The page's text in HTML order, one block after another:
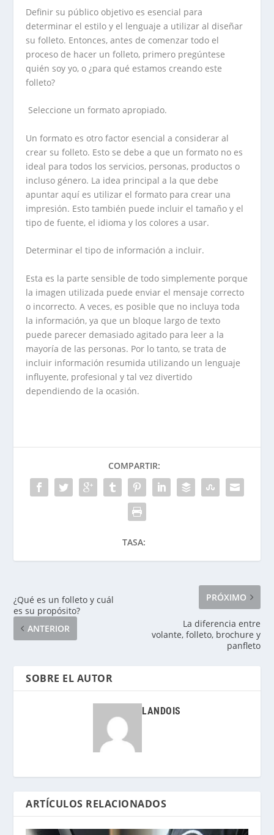
Definir su público objetivo es esencial para
determinar el estilo y el lenguaje a utilizar al diseñar
su folleto. Entonces, antes de comenzar todo el
proceso de hacer un folleto, primero pregúntese
quién soy yo, o ¿para qué estamos creando este
folleto?
Seleccione un formato apropiado.
Un formato es otro factor esencial a considerar al
crear su folleto. Esto se debe a que un formato no es
ideal para todos los servicios, personas, productos o
incluso género. La idea principal a la que debe
apuntar aquí es utilizar el formato para crear una
impresión. Esto también puede incluir el tamaño y el
tipo de fuente, el idioma y los colores a usar.
Determinar el tipo de información a incluir.
Esta es la parte sensible de todo simplemente porque
la imagen utilizada puede enviar el mensaje correcto
o incorrecto. A veces, es posible que no incluya toda
la información, ya que un bloque largo de texto
puede parecer demasiado agitado para leer a la
mayoría de las personas. Por lo tanto, se trata de
incluir información resumida utilizando un lenguaje
influyente, profesional y tal vez divertido
dependiendo de la ocasión.
COMPARTIR:
TASA:
¿Qué es un folleto y cuál
es su propósito?
ANTERIOR
PRÓXIMO
La diferencia entre
volante, folleto, brochure y
panfleto
SOBRE EL AUTOR
LANDOIS
ARTÍCULOS RELACIONADOS